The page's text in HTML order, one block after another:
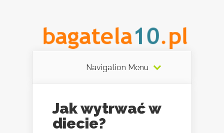
Navigation Menu
Jak wytrwać w
diecie?